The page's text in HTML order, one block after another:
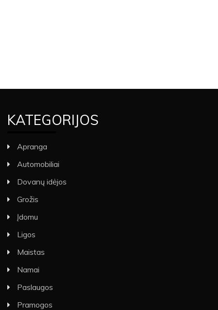
KATEGORIJOS
Apranga
Automobiliai
Dovanų idėjos
Grožis
Įdomu
Ligos
Maistas
Namai
Paslaugos
Pramogos